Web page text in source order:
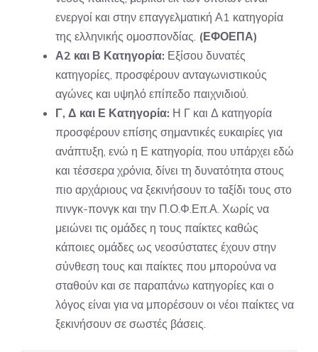
ενεργοί και στην επαγγελματική Α1 κατηγορία
της ελληνικής ομοσπονδίας. (ΕΦΟΕΠΑ)
Α2 και Β Κατηγορία: Εξίσου δυνατές
κατηγορίες, προσφέρουν ανταγωνιστικούς
αγώνες και υψηλό επίπεδο παιχνιδιού.
Γ, Δ και Ε Κατηγορία: Η Γ και Δ κατηγορία
προσφέρουν επίσης σημαντικές ευκαιρίες για
ανάπτυξη, ενώ η Ε κατηγορία, που υπάρχει εδώ
και τέσσερα χρόνια, δίνει τη δυνατότητα στους
πιο αρχάριους να ξεκινήσουν το ταξίδι τους στο
πινγκ-πονγκ και την Π.Ο.Φ.Επ.Α. Χωρίς να
μειώνει τις ομάδες η τους παίκτες καθώς
κάποιες ομάδες ως νεοσύστατες έχουν στην
σύνθεση τους και παίκτες που μπορούνα να
σταθούν και σε παραπάνω κατηγορίες και ο
λόγος είναι για να μπορέσουν οι νέοι παίκτες να
ξεκινήσουν σε σωστές βάσεις.